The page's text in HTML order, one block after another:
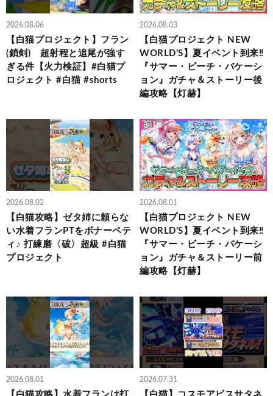
2026.08.06
【白猫プロジェクト】フラン
(鎖剣) 超射程と追尾が強す
ぎる件【火力検証】#白猫プ
ロジェクト #白猫 #shorts
2026.08.03
【白猫プロジェクト NEW
WORLD’S】夏イベント到来‼
『サマー・ビーチ・バケーシ
ョン』ガチャ＆ストーリー後
編攻略【灯赫】
2026.08.02
【白猫攻略】ゼタ姉に頼らな
い水着フランPTをボナーペテ
ィ♪ 打練磨〈破〉超級 #白猫
プロジェクト
2026.08.01
【白猫プロジェクト NEW
WORLD’S】夏イベント到来‼
『サマー・ビーチ・バケーシ
ョン』ガチャ＆ストーリー前
編攻略【灯赫】
2026.08.01 2026.07.31